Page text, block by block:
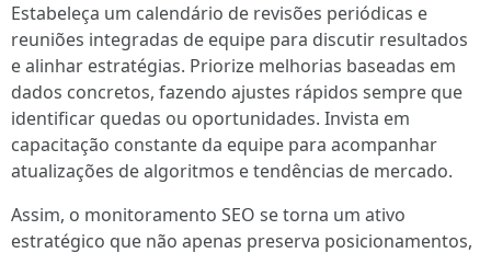
Estabeleça um calendário de revisões periódicas e
reuniões integradas de equipe para discutir resultados
e alinhar estratégias. Priorize melhorias baseadas em
dados concretos, fazendo ajustes rápidos sempre que
identificar quedas ou oportunidades. Invista em
capacitação constante da equipe para acompanhar
atualizações de algoritmos e tendências de mercado.
Assim, o monitoramento SEO se torna um ativo
estratégico que não apenas preserva posicionamentos,